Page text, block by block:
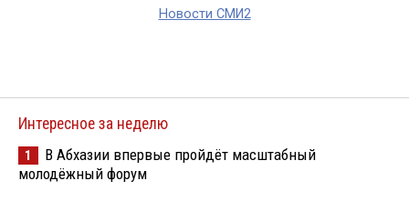
Новости СМИ2
Интересное за неделю
1
В Абхазии впервые пройдёт масштабный
молодёжный форум